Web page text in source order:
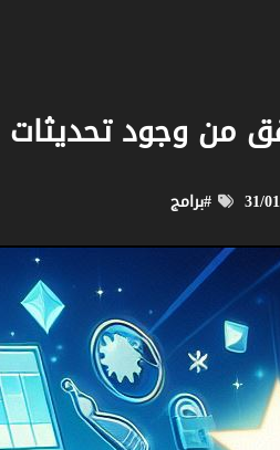
من وجود تحديثات
31/
#برامج